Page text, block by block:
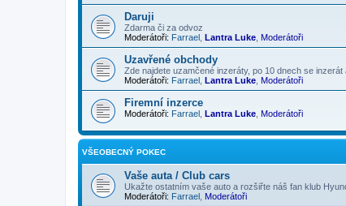
Daruji
Zdarma či za odvoz
Moderátoři: Farrael Lantra Luke Moderátoři
Uzavřené obchody
Zde najdete uzamčené inzeráty, po 10 dnech se inzerát
Moderátoři: Farrael Lantra Luke Moderátoři
Firemní inzerce
Moderátoři: Farrael Lantra Luke Moderátoři
VŠEOBECNÝ POKEC
Vaše auta / Club cars
Ukažte ostatním vaše auto a rozšiřte náš fan klub
Moderátoři: Farrael Moderátoři